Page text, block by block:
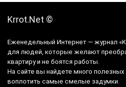
Krrot.Net ©
Еженедельный Интернет — журнал
для людей, которые желают
квартиру и не боятся работы.
На сайте вы найдете много
воплотить самые смелые задумки.